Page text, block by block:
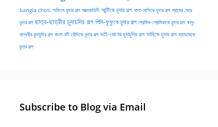
bangla choti অফিসে চুদার গল্প আত্মকাহিনী আন্টিকে চুদার গল্প খালা-মাসিকে চুদার গল্প গ্রামের মেয়ে
চুদার গল্প ছাত্র-ছাত্রীর চুদাচদির গল্প পিসি-ফুফুকে চুদার গল্প প্রেমিক-প্রেমিকাকে চুদার গল্প বন্ধু-
বান্ধবীর চুদাচুদির গল্প বাংলা চটি বৌদিকে চুদার গল্প ভাই-বোনের চুদাচুদির গল্প ভাবিকে চুদার গল্প ম্যাডামকে
চুদার গল্প
Subscribe to Blog via Email